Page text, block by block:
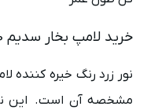
خرید لامپ بخار سدیم 600 وات
مشخصه آن است. این